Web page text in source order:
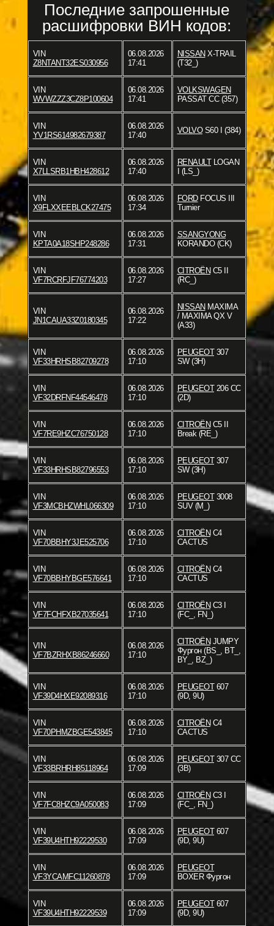
Последние запрошенные
расшифровки ВИН кодов:
VIN
Z8NTANT32ES030956
06.08.2026
17:41
NISSAN X-TRAIL
(T32_)
VIN
WVWZZZ3CZ8P100604
06.08.2026
17:41
VOLKSWAGEN
PASSAT CC (357)
VIN
YV1RS614982679387
06.08.2026
17:40
VOLVOS60 I (384)
VIN
X7LLSRB1HBH428612
06.08.2026
17:40
RENAULTLOGAN
I (LS_)
VIN
X9FLXXEEBLCK27475
06.08.2026
17:34
FORDFOCUS III
Turnier
VIN
KPTA0A18SHP248286
06.08.2026
17:31
SSANGYONG
KORANDO (CK)
VIN
VF7RCRFJF76774203
06.08.2026
17:27
CITROËN C5 II
(RC_)
VIN
JN1CAUA33Z0180345
06.08.2026
17:22
NISSAN MAXIMA
/ MAXIMA QX V
(A33)
VIN
VF33HRHSB82709278
06.08.2026
17:10
PEUGEOT307
SW (3H)
VIN
VF32DRFNF44546478
06.08.2026
17:10
PEUGEOT206 CC
(2D)
VIN
VF7RE9HZC76750128
06.08.2026
17:10
CITROËN C5 II
Break (RE_)
VIN
VF33HRHSB82796553
06.08.2026
17:10
PEUGEOT307
SW (3H)
VIN
VF3MCBHZWHL066309
06.08.2026
17:10
PEUGEOT3008
SUV (M_)
VIN
VF70BBHY3JE525706
06.08.2026
17:10
CITROËN C4
CACTUS
VIN
VF70BBHYBGE576641
06.08.2026
17:10
CITROËN C4
CACTUS
VIN
VF7FCHFXB27035641
06.08.2026
17:10
CITROËN C3 I
(FC_, FN_)
VIN
VF7BZRHXB86246660
06.08.2026
17:10
CITROËN JUMPY
Фургон (BS_, BT_,
BY_, BZ_)
VIN
VF39D4HXE92089316
06.08.2026
17:10
PEUGEOT607
(9D, 9U)
VIN
VF70PHMZBGE543845
06.08.2026
17:10
CITROËN C4
CACTUS
VIN
VF33BRHRH85118964
06.08.2026
17:09
PEUGEOT307 CC
(3B)
VIN
VF7FC8HZC9A050083
06.08.2026
17:09
CITROËN C3 I
(FC_, FN_)
VIN
VF39U4HTH92229530
06.08.2026
17:09
PEUGEOT607
(9D, 9U)
VIN
VF3YCAMFC11260878
06.08.2026
17:09
PEUGEOT
BOXER Фургон
VIN
VF39U4HTH92229539
06.08.2026
17:09
PEUGEOT607
(9D, 9U)